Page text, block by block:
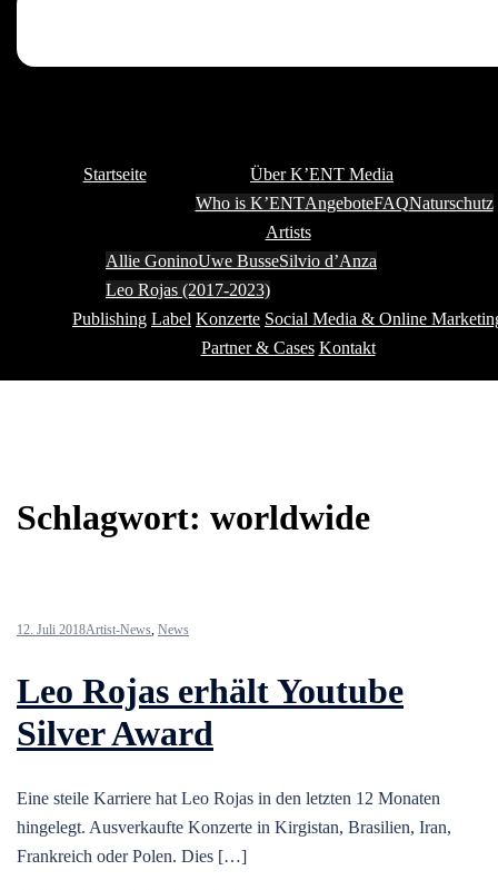
Startseite
Über K’ENT Media
Who is K’ENTAngeboteFAQNaturschutz
Artists
Allie GoninoUwe BusseSilvio d’Anza
Leo Rojas (2017-2023)
Publishing Label Konzerte Social Media & Online
Partner & Cases Kontakt
Schlagwort: worldwide
12. Juli 2018Artist-News, News
Leo Rojas erhält Youtube
Silver Award
Eine steile Karriere hat Leo Rojas in den letzten 12 Monaten
hingelegt. Ausverkaufte Konzerte in Kirgistan, Brasilien, Iran,
Frankreich oder Polen. Dies […]